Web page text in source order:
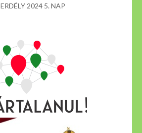
ERDÉLY 2024 5. NAP